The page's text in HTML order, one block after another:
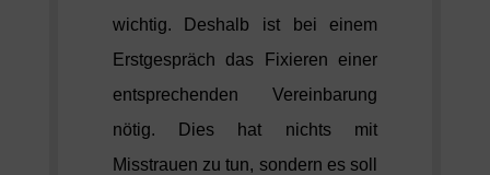
wichtig. Deshalb ist bei einem
Erstgespräch das Fixieren einer
entsprechenden Vereinbarung
nötig. Dies hat nichts mit
Misstrauen zu tun, sondern es soll